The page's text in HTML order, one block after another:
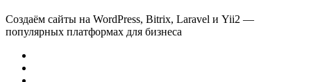
Создаём сайты на WordPress, Bitrix, Laravel и Yii2 —
популярных платформах для бизнеса